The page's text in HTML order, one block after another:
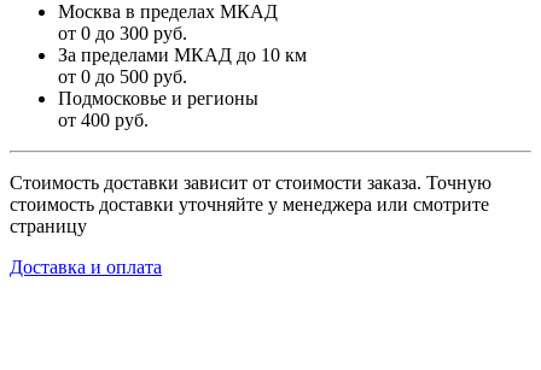
Москва в пределах МКАД
от 0 до 300 руб.
За пределами МКАД до 10 км
от 0 до 500 руб.
Подмосковье и регионы
от 400 руб.
Стоимость доставки зависит от стоимости заказа. Точную
стоимость доставки уточняйте у менеджера или смотрите
страницу
Доставка и оплата